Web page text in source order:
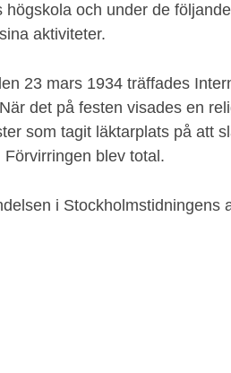
högskola och under de
aktiviteter.
23 mars 1934 träffades
det på festen visades en
som tagit läktarplats på att
Förvirringen blev total.
i Stockholmstidningens